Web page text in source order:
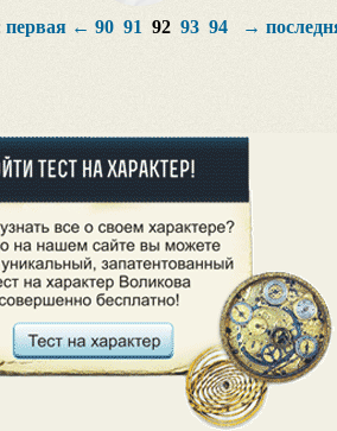
первая← 90 91 92 93 94 →